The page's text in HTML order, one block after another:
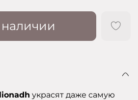
наличии
украсят даже самую